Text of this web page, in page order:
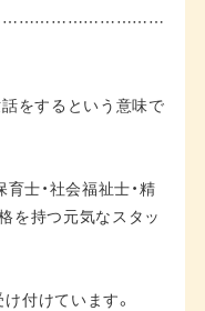
をするという意味で
士・社会福祉士・精
を持つ元気なスタッ
付けています。